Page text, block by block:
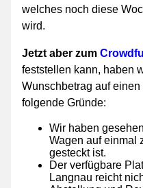
welches noch diese
wird.
Jetzt aber zum
feststellen kann, haben
Wunschbetrag auf
folgende Gründe:
Wir haben
Wagen auf einmal
gesteckt ist.
Der verfügbare
Langnau reicht